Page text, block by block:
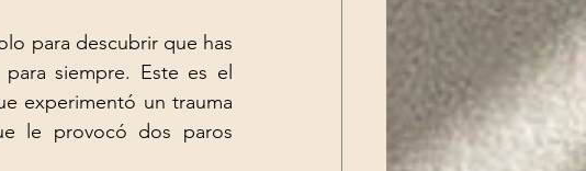
para descubrir que has
siempre. Este es el
experimentó un trauma
le provocó dos paros